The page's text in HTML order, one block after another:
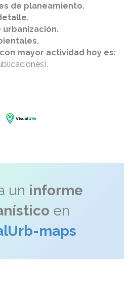
de planeamiento.
mayor actividad hoy es:
un informe
en
maps